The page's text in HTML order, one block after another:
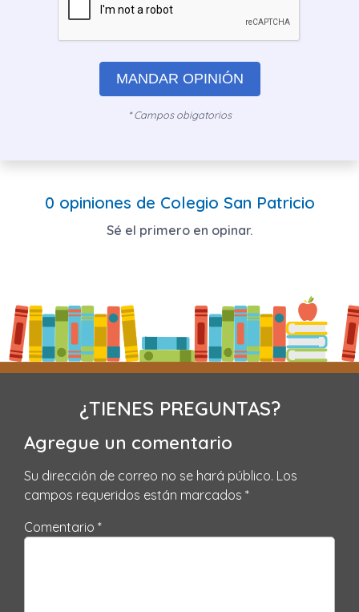
MANDAR OPINIÓN
* Campos obigatorios
0 opiniones de Colegio San Patricio
Sé el primero en opinar.
¿TIENES PREGUNTAS?
Agregue un comentario
Su dirección de correo no se hará público. Los
campos requeridos están marcados *
Comentario *